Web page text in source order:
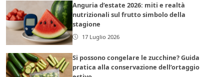
Anguria d’estate 2026: miti e realtà
nutrizionali sul frutto simbolo della
stagione
17 Luglio 2026
Si possono congelare le zucchine? Guida
pratica alla conservazione dell’ortaggio